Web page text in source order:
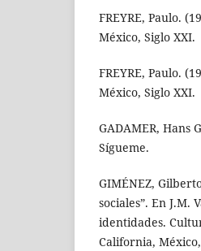
FREYRE, Paulo.
México, Siglo XXI.
FREYRE, Paulo.
México, Siglo XXI.
GADAMER, Hans
Sígueme.
GIMÉNEZ,
sociales”. En J.M.
identidades.
California, México,